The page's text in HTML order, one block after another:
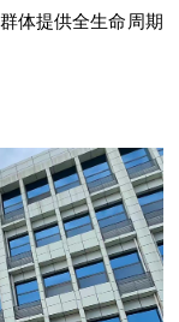
体提供全生命周期